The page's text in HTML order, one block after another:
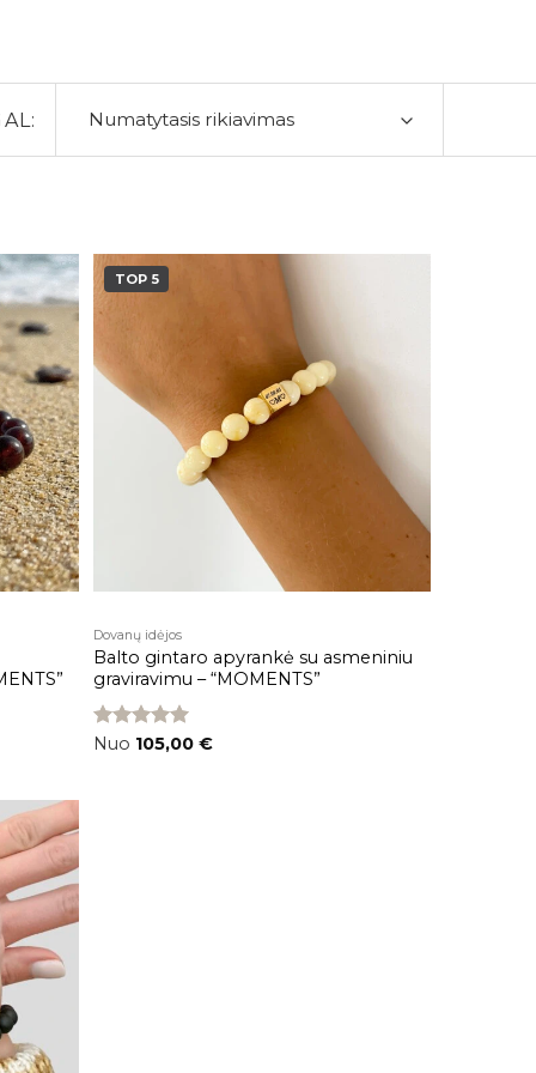
Pridėti į
prekės
TOP 5
Dovanų idėjos
Balto gintaro apyrankė su asmeniniu
graviravimu – “MOMENTS”
Įvertinimas:
Nuo 105,00 €
Pridėti į
prekės
-